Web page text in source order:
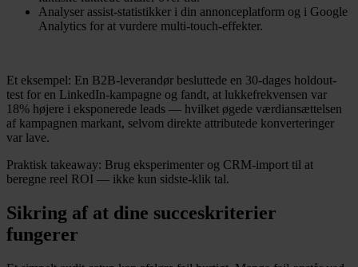
Analyser assist-statistikker i din annonceplatform og i Google
Analytics for at vurdere multi-touch-effekter.
Et eksempel: En B2B-leverandør besluttede en 30-dages holdout-
test for en LinkedIn-kampagne og fandt, at lukkefrekvensen var
18% højere i eksponerede leads — hvilket øgede værdiansættelsen
af kampagnen markant, selvom direkte attributede konverteringer
var lave.
Praktisk takeaway: Brug eksperimenter og CRM-import til at
beregne reel ROI — ikke kun sidste-klik tal.
Sikring af at dine succeskriterier
fungerer